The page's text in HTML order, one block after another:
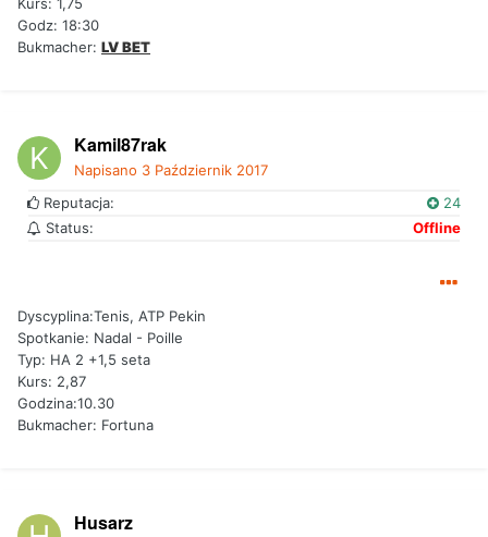
Kurs: 1,75
Godz: 18:30
Bukmacher: LV BET
Kamil87rak
Napisano 3 Październik 2017
Reputacja:
24
Status:
Offline
Dyscyplina:Tenis, ATP Pekin
Spotkanie: Nadal - Poille
Typ: HA 2 +1,5 seta
Kurs: 2,87
Godzina:10.30
Bukmacher: Fortuna
Husarz